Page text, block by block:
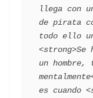
llega con
de pirata
todo ello
<strong>Se
un
es cuando